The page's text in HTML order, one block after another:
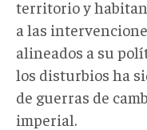
territorio y
a las
alineados a su
los disturbios ha
de guerras de
imperial.